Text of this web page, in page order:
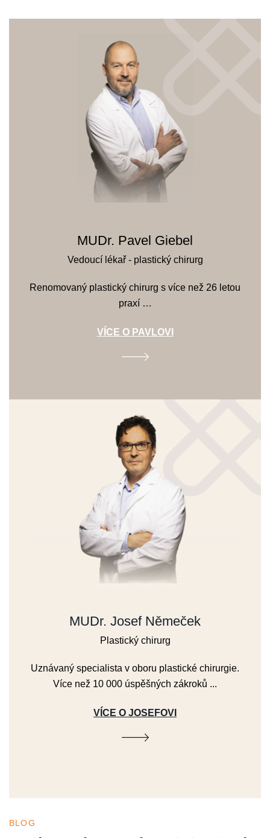
MUDr. Pavel Giebel
Vedoucí lékař - plastický chirurg
Renomovaný plastický chirurg s více než 26 letou
praxí …
VÍCE O PAVLOVI
MUDr. Josef Němeček
Plastický chirurg
Uznávaný specialista v oboru plastické chirurgie.
Více než 10 000 úspěšných zákroků ...
VÍCE O JOSEFOVI
BLOG